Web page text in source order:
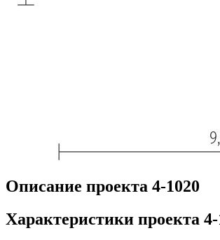
Описание проекта 4-1020
Характеристики проекта 4-